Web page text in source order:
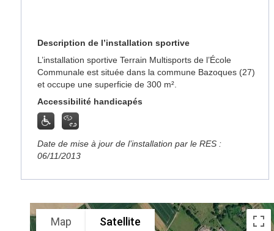
Description de l’installation sportive
L’installation sportive Terrain Multisports de l’École
Communale est située dans la commune Bazoques (27)
et occupe une superficie de 300 m².
Accessibilité handicapés
Date de mise à jour de l’installation par le RES :
06/11/2013
Map Satellite